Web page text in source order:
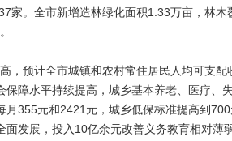
。全市新增造林绿化面积1.33万亩，林木
预计全市城镇和农村常住居民人均可支配
障水平持续提高，城乡基本养老、医疗、
355元和2421元，城乡低保标准提高到
发展，投入10亿余元改善义务教育相对薄